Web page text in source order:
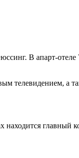
В апарт-отеле
телевидением, а
главный